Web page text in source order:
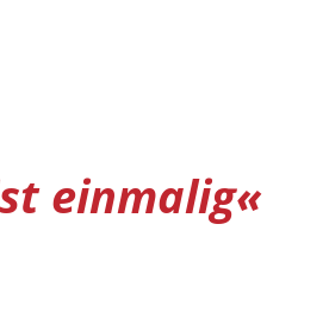
einmalig«